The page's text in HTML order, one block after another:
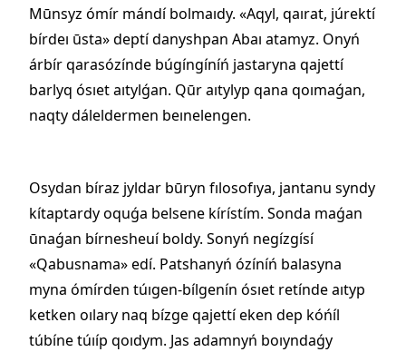
Mūnsyz ómír mándí bolmaıdy. «Aqyl, qaırat, júrektí
bírdeı ūsta» deptí danyshpan Abaı atamyz. Onyń
árbír qarasózínde búgíngíníń jastaryna qajettí
barlyq ósıet aıtylǵan. Qūr aıtylyp qana qoımaǵan,
naqty dáleldermen beınelengen.
Osydan bíraz jyldar būryn fılosofıya, jantanu syndy
kítaptardy oquǵa belsene kírístím. Sonda maǵan
ūnaǵan bírnesheuí boldy. Sonyń negízgísí
«Qabusnama» edí. Patshanyń ózíníń balasyna
myna ómírden túıgen-bílgenín ósıet retínde aıtyp
ketken oılary naq bízge qajettí eken dep kóńíl
túbíne túıíp qoıdym. Jas adamnyń boıyndaǵy